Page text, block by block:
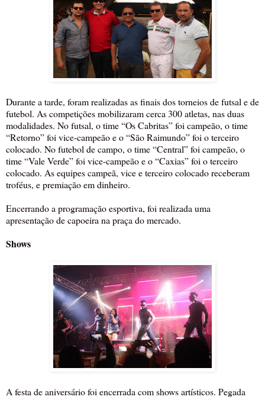
Durante a tarde, foram realizadas as finais dos torneios de futsal e de
futebol. As competições mobilizaram cerca 300 atletas, nas duas
modalidades. No futsal, o time “Os Cabritas” foi campeão, o time
“Retorno” foi vice-campeão e o “São Raimundo” foi o terceiro
colocado. No futebol de campo, o time “Central” foi campeão, o
time “Vale Verde” foi vice-campeão e o “Caxias” foi o terceiro
colocado. As equipes campeã, vice e terceiro colocado receberam
troféus, e premiação em dinheiro.
Encerrando a programação esportiva, foi realizada uma
apresentação de capoeira na praça do mercado.
Shows
A festa de aniversário foi encerrada com shows artísticos. Pegada